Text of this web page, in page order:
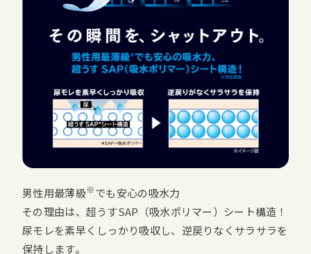
男性用最薄級※でも安心の吸水力
その理由は、超うすSAP（吸水ポリマー）シート構造！
尿モレを素早くしっかり吸収し、逆戻りなくサラサラを
保持します。